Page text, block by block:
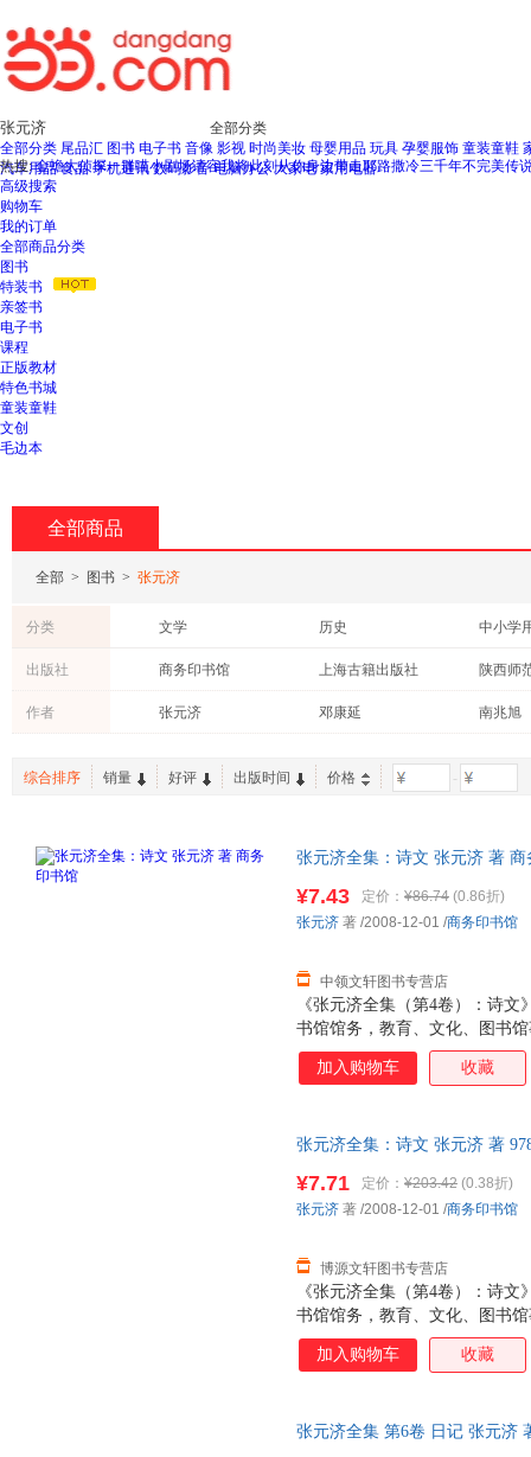
全部分类
全部分类 尾品汇 图书 电子书 音像 影视 时尚美妆 母婴用品 玩具 孕婴服饰 童装童鞋
汽车用品 食品 手机通讯 数码影音 电脑办公 大家电 家用电器
热搜:金蟾大侦探一群喵小剧场请容我将此刻从你身边带走耶路撒冷三千年不完美传
高级搜索
购物车
我的订单
全部商品分类
图书
特装书
亲签书
电子书
课程
正版教材
特色书城
童装童鞋
文创
毛边本
全部商品
全部 > 图书 > 张元济
分类 文学 历史
中小学
文化
艺术
工具书
科普读
出版社 商务印书馆
上海古籍出版社
天地出版社
上海书店出版社
西苑出
学林出版社
上海人民出版社
江苏古籍出版社
作者 张元济 邓康延
南兆旭
顾颉刚
钟叔河
综合排序 销量 好评 出版时间 价格 -
张元济全集：诗文 张元济 著
《张元济全集（第4卷）：诗
书馆馆务，教育、文化、图书
社会交往，海盐张氏宗族事务
间先后编排。写作时间无法考
生不是一位诗人，今天我们读
文》编辑时，就按诗词创作时
的一首词和少量联、题辞也一
¥7.43 定价： ¥86.74 (0.86折)
中领文轩图书专营店
张元济 著 /2008-12-01 /商务印书馆
加入购物车 收藏
张元济全集：诗文 张元济 著
《张元济全集（第4卷）：诗
书馆馆务，教育、文化、图书
社会交往，海盐张氏宗族事务
间先后编排。写作时间无法考
生不是一位诗人，今天我们读
¥7.71 定价： ¥203.42 (0.38折)
博源文轩图书专营店
张元济 著 /2008-12-01 /商务印书馆
加入购物车 收藏
张元济全集 第6卷 日记 张元济
窗
口
打
开
障
碍
说
明
页
面,
按
Ctrl
加
波
浪
键
打
开
导
盲
模